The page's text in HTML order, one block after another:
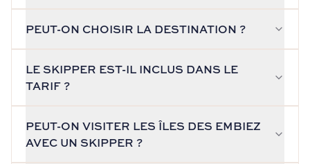
PEUT-ON CHOISIR LA DESTINATION ?
LE SKIPPER EST-IL INCLUS DANS LE
TARIF ?
PEUT-ON VISITER LES ÎLES DES EMBIEZ
AVEC UN SKIPPER ?